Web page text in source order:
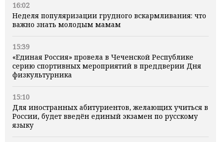
16:02
Неделя популяризации грудного вскармливания: что
важно знать молодым мамам
15:39
«Единая Россия» провела в Чеченской Республике
серию спортивных мероприятий в преддверии Дня
физкультурника
15:10
Для иностранных абитуриентов, желающих учиться в
России, будет введён единый экзамен по русскому
языку